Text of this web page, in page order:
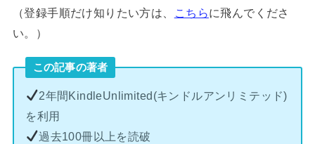
（登録手順だけ知りたい方は、
こちらに飛んでくださ
い。）
この記事の著者
2年間KindleUnlimited(キンドルアンリミテッド)
を利用
過去100冊以上を読破